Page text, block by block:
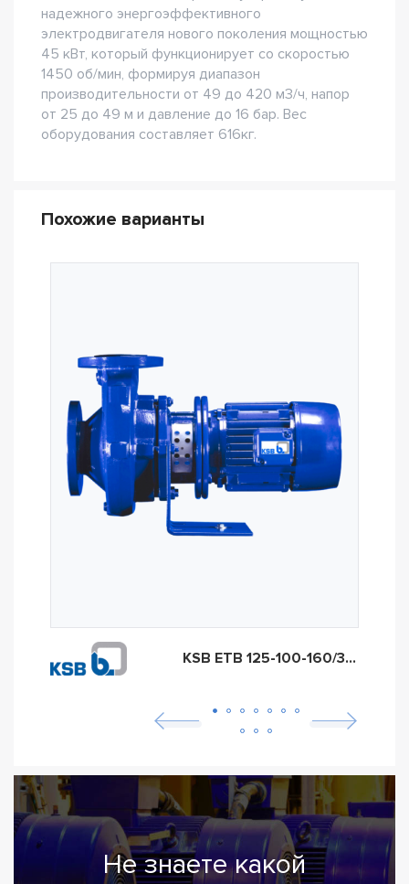
надежного энергоэффективного
электродвигателя нового поколения мощностью
45 кВт, который функционирует со скоростью
1450 об/мин, формируя диапазон
производительности от 49 до 420 м3/ч, напор
от 25 до 49 м и давление до 16 бар. Вес
оборудования составляет 616кг.
Похожие варианты
KSB ETB 125-100-160/37 (арт. 48231330)
Не знаете какой